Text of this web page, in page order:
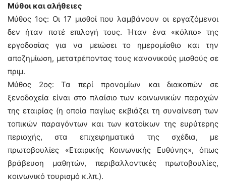
Μύθοι και αλήθειες
Μύθος 1ος: Οι 17 μισθοί που λαμβάνουν οι εργαζόμενοι
δεν ήταν ποτέ επιλογή τους. Ήταν ένα «κόλπο» της
εργοδοσίας για να μειώσει το ημερομίσθιο και την
αποζημίωση, μετατρέποντας τους κανονικούς μισθούς σε
πριμ.
Μύθος 2ος: Τα περί προνομίων και διακοπών σε
ξενοδοχεία είναι στο πλαίσιο των κοινωνικών παροχών
της εταιρίας (η οποία παγίως εκβιάζει τη συναίνεση των
τοπικών παραγόντων και των κατοίκων της ευρύτερης
περιοχής, στα επιχειρηματικά της σχέδια, με
πρωτοβουλίες «Εταιρικής Κοινωνικής Ευθύνης», όπως
βράβευση μαθητών, περιβαλλοντικές πρωτοβουλίες,
κοινωνικό τουρισμό κ.λπ.).